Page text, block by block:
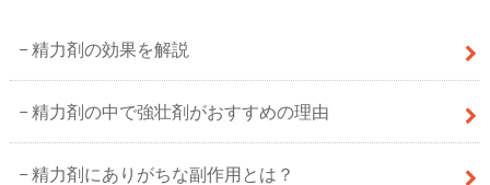
精力剤の効果を解説
精力剤の中で強壮剤がおすすめの理由
精力剤にありがちな副作用とは？